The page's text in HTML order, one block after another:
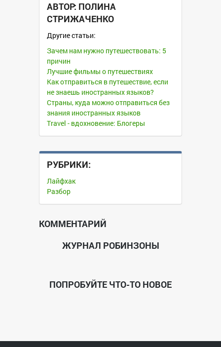
АВТОР: ПОЛИНА
СТРИЖАЧЕНКО
Другие статьи:
Зачем нам нужно путешествовать: 5
причин
Лучшие фильмы о путешествиях
Как отправиться в путешествие, если
не знаешь иностранных языков?
Страны, куда можно отправиться без
знания иностранных языков
Travel - вдохновение: Блогеры
РУБРИКИ:
Лайфхак
Разбор
КОММЕНТАРИЙ
ЖУРНАЛ РОБИНЗОНЫ
ПОПРОБУЙТЕ ЧТО-ТО НОВОЕ